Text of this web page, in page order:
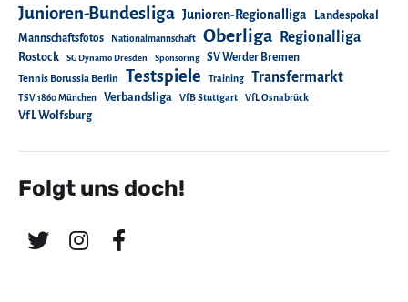
Junioren-Bundesliga Junioren-Regionalliga
Landespokal
Mannschaftsfotos
Nationalmannschaft Oberliga Regionalliga
Rostock SG Dynamo Dresden Sponsoring SV Werder Bremen
Tennis Borussia Berlin Testspiele Training Transfermarkt
TSV 1860 München Verbandsliga VfB Stuttgart VfL Osnabrück
VfL Wolfsburg
Folgt uns doch!